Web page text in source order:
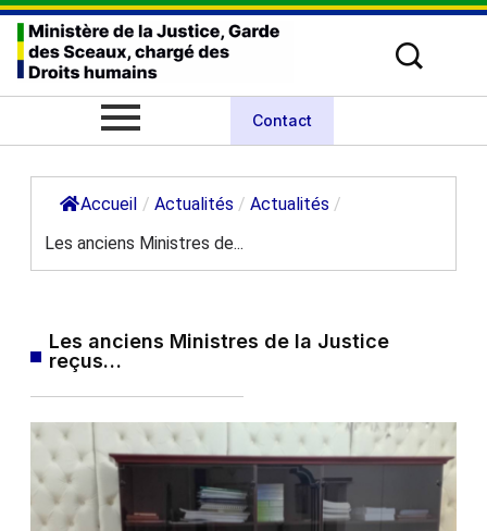
Contact
Accueil / Actualités / Actualités /
Les anciens Ministres de...
Les anciens Ministres de la Justice
reçus…